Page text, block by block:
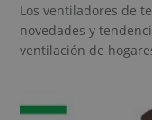
Los ventiladores de
novedades y
ventilación de